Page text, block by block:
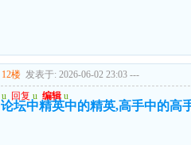
12楼 发表于: 2026-06-02 23:03 ---
u 回复 u 编辑 u
论坛中精英中的精英,高手中的高